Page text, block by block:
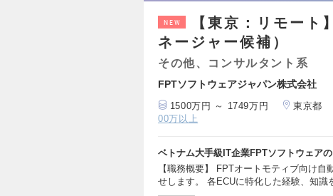
NEW
【東京：リモート
ネージャー候補）
その他、コンサルタント系
FPTソフトウェアジャパン株式会社
1500万円 ～ 1749万円 東京都
00万以上
ベトナム大手級IT企業FPTソフトウェア
【職務概要】 FPTオートモティブ向け
せします。 各ECUに特化した経験、知